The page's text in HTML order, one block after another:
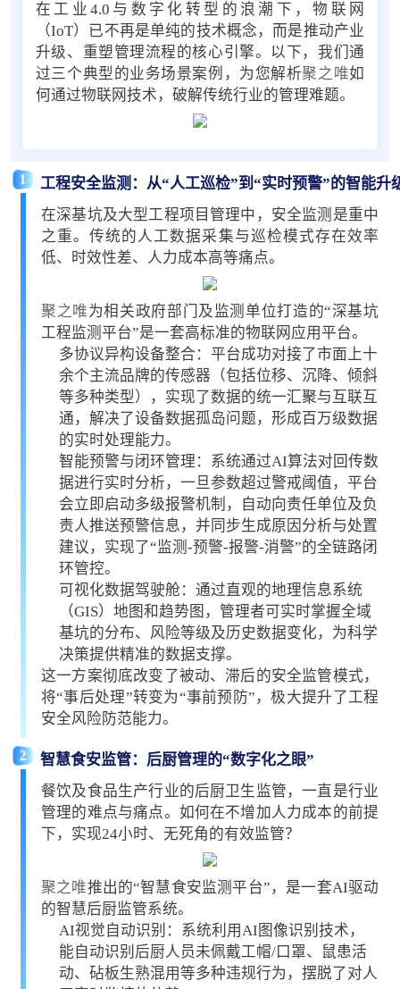
在工业4.0与数字化转型的浪潮下，物联网
（IoT）已不再是单纯的技术概念，而是推动产业
升级、重塑管理流程的核心引擎。以下，我们通
过三个典型的业务场景案例，为您解析聚之唯如
何通过物联网技术，破解传统行业的管理难题。
1
工程安全监测：从“人工巡检”到“实时预警”的智能升
在深基坑及大型工程项目管理中，安全监测是重中
之重。传统的人工数据采集与巡检模式存在效率
低、时效性差、人力成本高等痛点。
聚之唯为相关政府部门及监测单位打造的“深基坑
工程监测平台”是一套高标准的物联网应用平台。
多协议异构设备整合：平台成功对接了市面上十
余个主流品牌的传感器（包括位移、沉降、倾斜
等多种类型），实现了数据的统一汇聚与互联互
通，解决了设备数据孤岛问题，形成百万级数据
的实时处理能力。
智能预警与闭环管理：系统通过AI算法对回传数
据进行实时分析，一旦参数超过警戒阈值，平台
会立即启动多级报警机制，自动向责任单位及负
责人推送预警信息，并同步生成原因分析与处置
建议，实现了“监测-预警-报警-消警”的全链路闭
环管控。
可视化数据驾驶舱：通过直观的地理信息系统
（GIS）地图和趋势图，管理者可实时掌握全域
基坑的分布、风险等级及历史数据变化，为科学
决策提供精准的数据支撑。
这一方案彻底改变了被动、滞后的安全监管模式，
将“事后处理”转变为“事前预防”，极大提升了工程
安全风险防范能力。
2
智慧食安监管：后厨管理的“数字化之眼”
餐饮及食品生产行业的后厨卫生监管，一直是行业
管理的难点与痛点。如何在不增加人力成本的前提
下，实现24小时、无死角的有效监管？
聚之唯推出的“智慧食安监测平台”，是一套AI驱动
的智慧后厨监管系统。
AI视觉自动识别：系统利用AI图像识别技术，
能自动识别后厨人员未佩戴工帽/口罩、鼠患活
动、砧板生熟混用等多种违规行为，摆脱了对人